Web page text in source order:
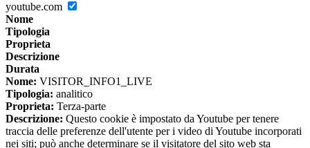
youtube.com
Nome
Tipologia
Proprieta
Descrizione
Durata
Nome: VISITOR_INFO1_LIVE
Tipologia: analitico
Proprieta: Terza-parte
Descrizione: Questo cookie è impostato da Youtube per tenere
traccia delle preferenze dell'utente per i video di Youtube incorporati
nei siti; può anche determinare se il visitatore del sito web sta